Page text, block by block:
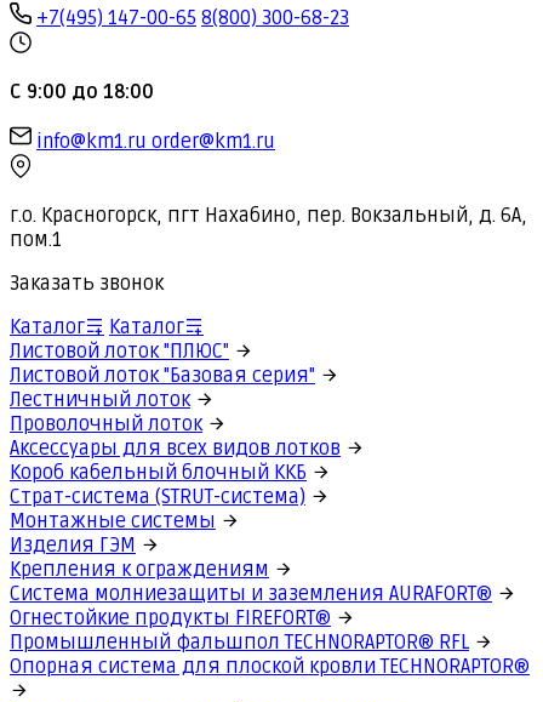
+7(495) 147-00-65 8(800) 300-68-23
С 9:00 до 18:00
info@km1.ru order@km1.ru
г.о. Красногорск, пгт Нахабино, пер. Вокзальный, д. 6А,
пом.1
Заказать звонок
Каталог
Каталог
Листовой лоток "ПЛЮС"
Листовой лоток "Базовая серия"
Лестничный лоток
Проволочный лоток
Аксессуары для всех видов лотков
Короб кабельный блочный ККБ
Страт-система (STRUT-система)
Монтажные системы
Изделия ГЭМ
Крепления к ограждениям
Система молниезащиты и заземления AURAFORT®
Огнестойкие продукты FIREFORT®
Промышленный фальшпол TECHNORAPTOR® RFL
Опорная система для плоской кровли TECHNORAPTOR®